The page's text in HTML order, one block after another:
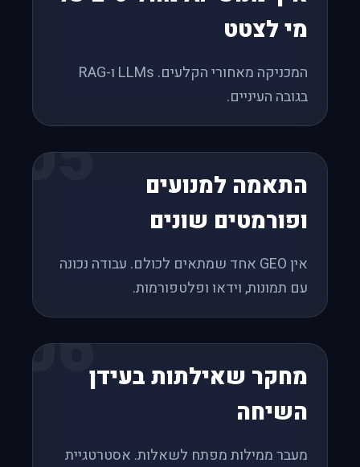
מי לצטט
המכניקה מאחורי הקלעים. LLMs ו-RAG
בגובה העיניים.
05
התאמה למנועים
ופורמטים שונים
אין GEO אחד שמתאים לכולם. עבודה נכונה
עם תמונות, וידאו ופלטפורמות.
06מחקר שאילתות בעידן
השיחה
מעבר ממילות מפתח לשאלות. אסטרטגיית